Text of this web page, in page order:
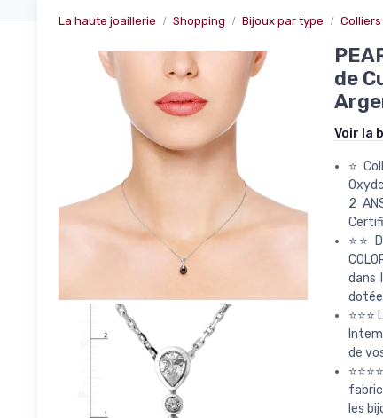
La haute joaillerie Shopping Bijoux par type
de
Voir la
⭐
2
⭐⭐
dans
de
les